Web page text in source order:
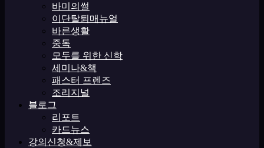
바미의썰
이단탈퇴매뉴얼
바른생활
중독
모두를 위한 신학
세미나&책
패스터 프렌즈
조리지널
블로그
리포트
카드뉴스
강의신청&제보